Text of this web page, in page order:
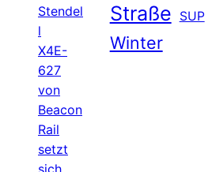
Stendel
l
X4E-
627
von
Beacon
Rail
setzt
sich
Straße SUP
Winter